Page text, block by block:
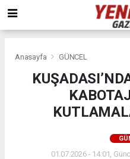
Anasayfa GÜNCEL
01.07.2026 - 14:01,